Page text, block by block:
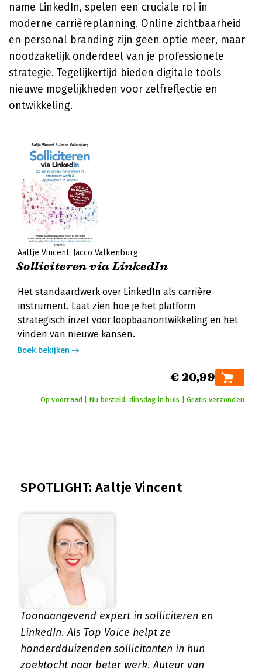
name LinkedIn, spelen een cruciale rol in
moderne carrièreplanning. Online zichtbaarheid
en personal branding zijn geen optie meer, maar
noodzakelijk onderdeel van je professionele
strategie. Tegelijkertijd bieden digitale tools
nieuwe mogelijkheden voor zelfreflectie en
ontwikkeling.
Aaltje Vincent Jacco Valkenburg
Solliciteren via LinkedIn
Het standaardwerk over LinkedIn als carrière-
instrument. Laat zien hoe je het platform
strategisch inzet voor loopbaanontwikkeling en het
vinden van nieuwe kansen.
Boek bekijken
€ 20,99
Op voorraad | Nu besteld, dinsdag in huis | Gratis verzonden
SPOTLIGHT: Aaltje Vincent
Toonaangevend expert in solliciteren en
LinkedIn. Als Top Voice helpt ze
honderdduizenden sollicitanten in hun
zoektocht naar beter werk. Auteur van